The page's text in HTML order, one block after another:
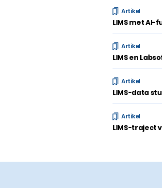
Artikel
LIMS met
Artikel
LIMS en
Artikel
LIMS-data
Artikel
LIMS-traject